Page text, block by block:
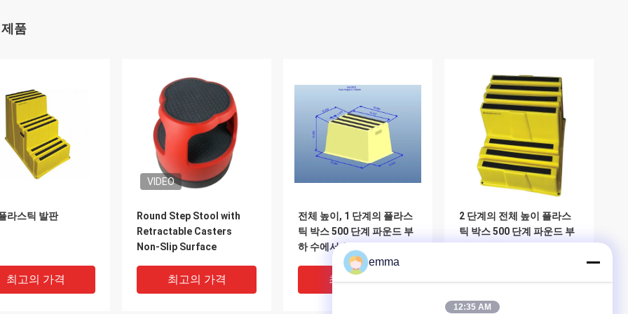
품
라스틱 발판
최고의 가격
VIDEO
Round Step Stool with
Retractable Casters
Non-Slip Surface
최고의 가격
전체 높이, 1 단계의 플라스
틱 박스 500 단계 파운드 부
하 수에서 12
최고의 가격
2 단계의 전체 높이 플라스
틱 박스 500 단계 파운드 부
최고의 가격
emma
12:35 AM